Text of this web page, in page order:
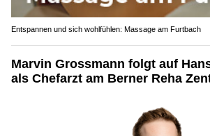
Entspannen und sich wohlfühlen: Massage am Furtbach
Marvin Grossmann folgt auf
als Chefarzt am Berner Reha